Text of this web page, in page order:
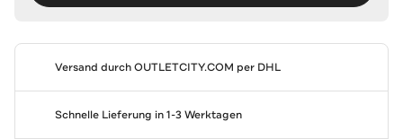
Versand durchOUTLETCITY.COM per DHL
Schnelle Lieferung in 1-3 Werktagen